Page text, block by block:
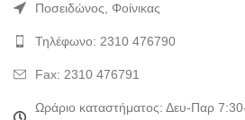
Ποσειδώνος, Φοίνικας
Τηλέφωνο: 2310 476790
Fax: 2310 476791
Ωράριο καταστήματος: Δευ-Παρ